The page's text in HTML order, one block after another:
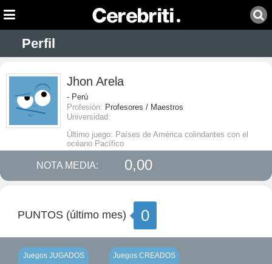
Perfil
Jhon Arela
- Perú
Profesión: Profesores / Maestros
Universidad:
Último juego: Países de América colindantes con el
océano Pacífico
NOTA MEDIA: 0,00
PUNTOS (último mes) 0
Juegos JUGADOS Juegos CREADOS